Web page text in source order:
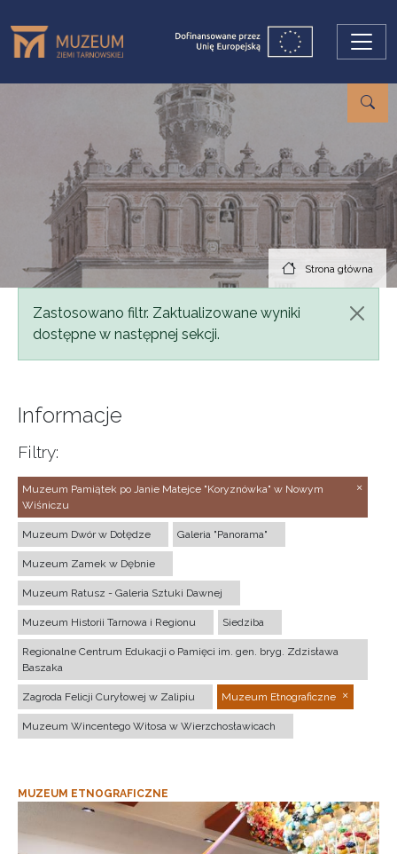
Strona główna
Komunikat
Zastosowano filtr. Zaktualizowane wyniki
dostępne w następnej sekcji.
Informacje
Filtry:
Muzeum Pamiątek po Janie Matejce "Koryznówka" w Nowym
Wiśniczu
Muzeum Dwór w Dołędze Galeria "Panorama"
Muzeum Zamek w Dębnie
Muzeum Ratusz - Galeria Sztuki Dawnej
Muzeum Historii Tarnowa i Regionu Siedziba
Regionalne Centrum Edukacji o Pamięci im. gen. bryg. Zdzisława
Baszaka
Zagroda Felicji Curyłowej w Zalipiu Muzeum Etnograficzne
Muzeum Wincentego Witosa w Wierzchosławicach
MUZEUM ETNOGRAFICZNE